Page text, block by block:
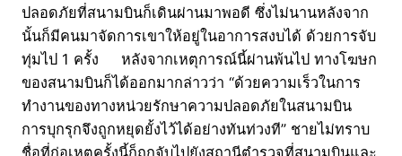
ปลอดภัยที่สนามบินก็เดินผ่านมาพอดี ซึ่งไม่นานหลังจาก
นั้นก็มีคนมาจัดการเขาให้อยู่ในอาการสงบได้ ด้วยการจับ
ทุ่มไป 1 ครั้ง หลังจากเหตุการณ์นี้ผ่านพ้นไป ทางโฆษก
ของสนามบินก็ได้ออกมากล่าวว่า “ด้วยความเร็วในการ
ทำงานของทางหน่วยรักษาความปลอดภัยในสนามบิน
การบุกรุกจึงถูกหยุดยั้งไว้ได้อย่างทันท่วงที” ชายไม่ทราบ
ชื่อที่ก่อเหตุครั้งนี้ก็ถูกจับไปยังสถานีตำรวจที่สนามบินและ